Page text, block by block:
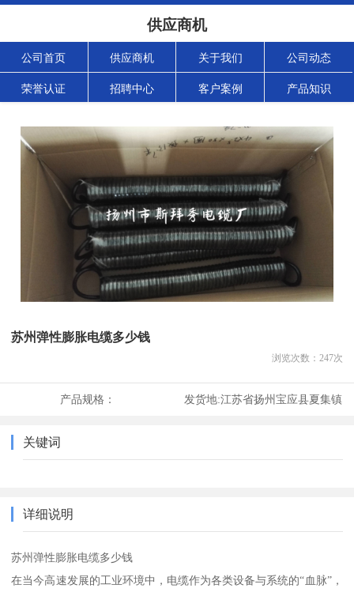
供应商机
公司首页 供应商机 关于我们 公司动态
荣誉认证 招聘中心 客户案例 产品知识
苏州弹性膨胀电缆多少钱
浏览次数： 247次
产品规格： 发货地:江苏省扬州宝应县夏集镇
关键词
详细说明
苏州弹性膨胀电缆多少钱
在当今高速发展的工业环境中，电缆作为各类设备与系统的“血脉”，